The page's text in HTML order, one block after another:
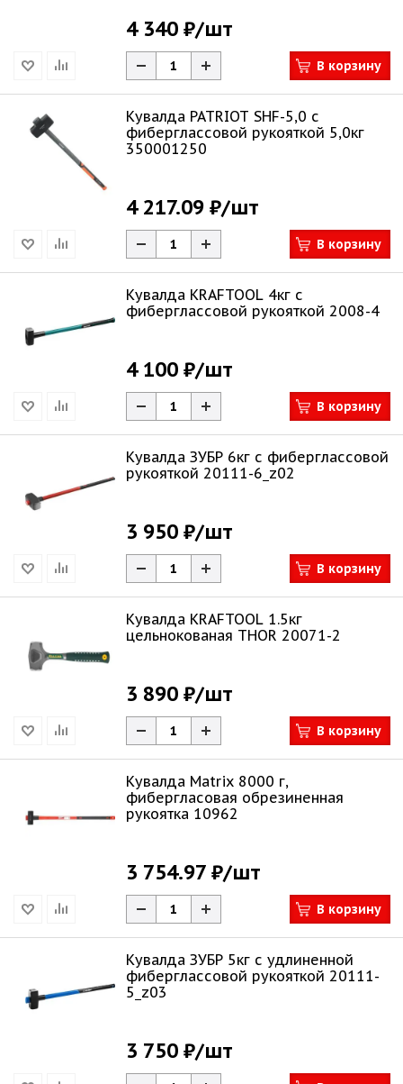
4 340 ₽/шт
В корзину
Кувалда PATRIOT SHF-5,0 с
фиберглассовой рукояткой 5,0кг
350001250
4 217.09 ₽/шт
В корзину
Кувалда KRAFTOOL 4кг с
фиберглассовой рукояткой 2008-4
4 100 ₽/шт
В корзину
Кувалда ЗУБР 6кг c фиберглассовой
рукояткой 20111-6_z02
3 950 ₽/шт
В корзину
Кувалда KRAFTOOL 1.5кг
цельнокованая THOR 20071-2
3 890 ₽/шт
В корзину
Кувалда Matrix 8000 г,
фибергласовая обрезиненная
рукоятка 10962
3 754.97 ₽/шт
В корзину
Кувалда ЗУБР 5кг c удлиненной
фиберглассовой рукояткой 20111-
5_z03
3 750 ₽/шт